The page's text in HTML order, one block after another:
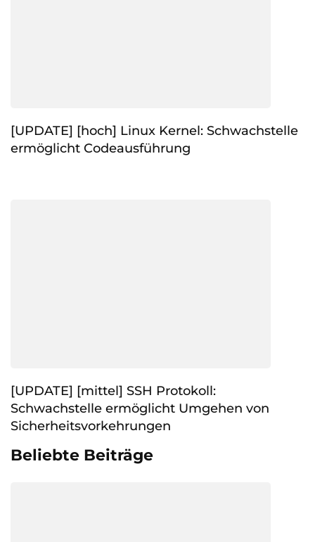
[UPDATE] [hoch] Linux Kernel: Schwachstelle
ermöglicht Codeausführung
[UPDATE] [mittel] SSH Protokoll:
Schwachstelle ermöglicht Umgehen von
Sicherheitsvorkehrungen
Beliebte Beiträge